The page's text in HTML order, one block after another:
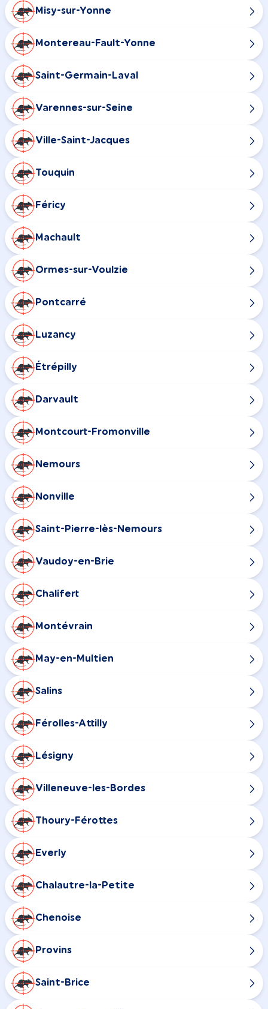
Misy-sur-Yonne
Montereau-Fault-Yonne
Saint-Germain-Laval
Varennes-sur-Seine
Ville-Saint-Jacques
Touquin
Féricy
Machault
Ormes-sur-Voulzie
Pontcarré
Luzancy
Étrépilly
Darvault
Montcourt-Fromonville
Nemours
Nonville
Saint-Pierre-lès-Nemours
Vaudoy-en-Brie
Chalifert
Montévrain
May-en-Multien
Salins
Férolles-Attilly
Lésigny
Villeneuve-les-Bordes
Thoury-Férottes
Everly
Chalautre-la-Petite
Chenoise
Provins
Saint-Brice